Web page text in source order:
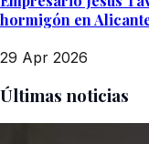
hormigón en
29 Apr 2026
Últimas noticias